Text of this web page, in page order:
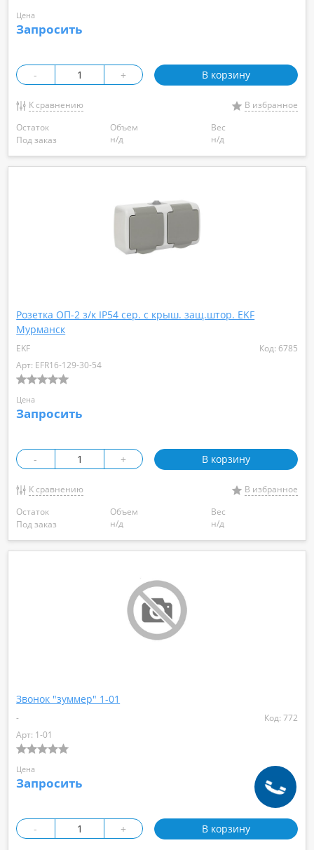
Цена
Запросить
- + В корзину
К сравнению
В избранное
Остаток
Под заказ
Объем
н/д
Вес
н/д
Розетка ОП-2 з/к IP54 сер. с крыш. защ.штор. EKF
Мурманск
EKF
Код: 6785
Арт: EFR16-129-30-54
Цена
Запросить
- + В корзину
К сравнению
В избранное
Остаток
Под заказ
Объем
н/д
Вес
н/д
Звонок "зуммер" 1-01
-
Код: 772
Арт: 1-01
Цена
Запросить
- + В корзину